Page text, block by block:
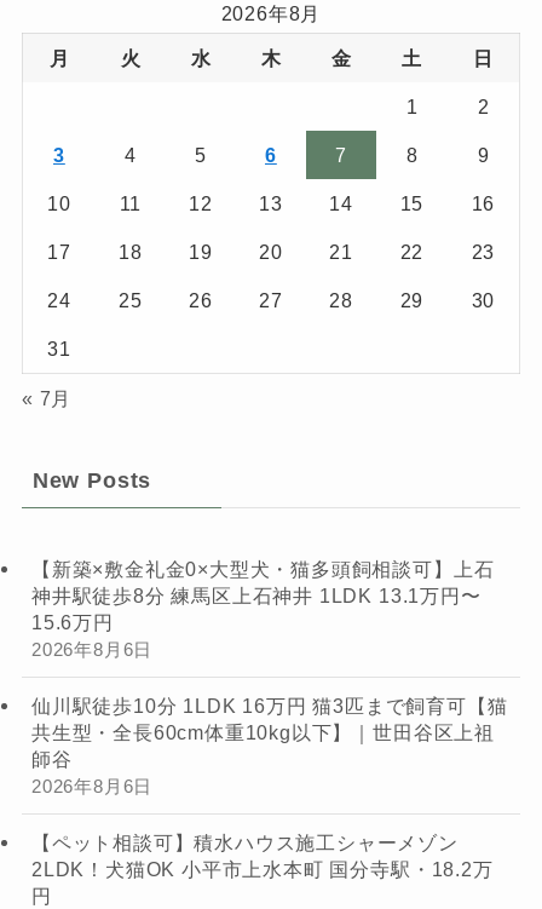
2026年8月
月 火 水 木 金 土 日
1 2
3 4 5 6 7 8 9
10 11 12 13 14 15 16
17 18 19 20 21 22 23
24 25 26 27 28 29 30
31
« 7月
New Posts
【新築×敷金礼金0×大型犬・猫多頭飼相談可】上石
神井駅徒歩8分 練馬区上石神井 1LDK 13.1万円〜
15.6万円
2026年8月6日
仙川駅徒歩10分 1LDK 16万円 猫3匹まで飼育可【猫
共生型・全長60cm体重10kg以下】｜世田谷区上祖
師谷
2026年8月6日
【ペット相談可】積水ハウス施工シャーメゾン
2LDK！犬猫OK 小平市上水本町 国分寺駅・18.2万
円